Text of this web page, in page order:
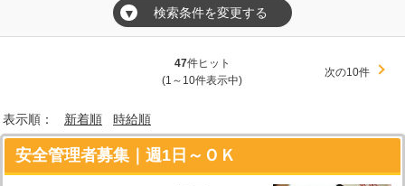
▼ 検索条件を変更する
47件ヒット
(1～10件表示中)
次の10件
表示順： 新着順 時給順
安全管理者募集｜週1日～ＯＫ